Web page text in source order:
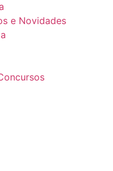
e Novidades